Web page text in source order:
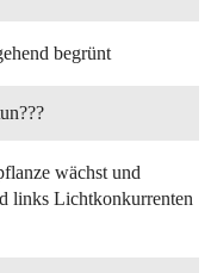
begrünt
wächst und
links Lichtkonkurrenten